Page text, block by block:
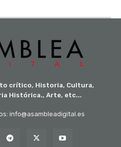
crítico, Historia, Cultura,
Histórica., Arte, etc...
info@asambleadigital.es